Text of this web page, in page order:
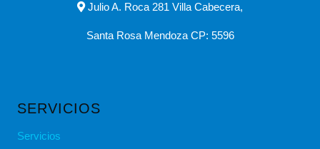
Julio A. Roca 281 Villa Cabecera,
Santa Rosa Mendoza CP: 5596
SERVICIOS
Servicios